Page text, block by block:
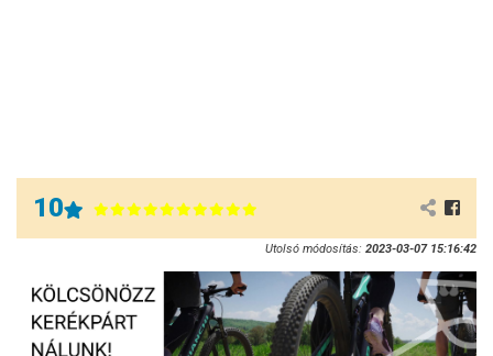
10
Utolsó módosítás: 2023-03-07 15:16:42